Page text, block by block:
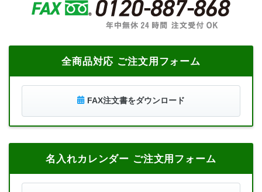
全商品対応 ご注文用フォーム
FAX注文書をダウンロード
名入れカレンダー ご注文用フォーム